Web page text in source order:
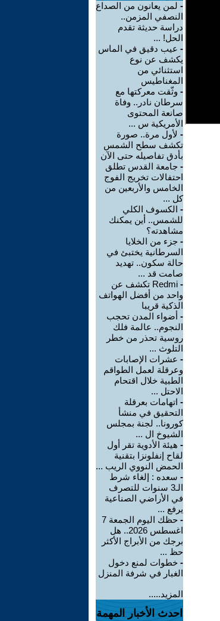
- لمن يعانون من الصداع
النصفي المزمن..
دراسة حديثة تقدم
الحل! ...
- عيب دقيق في الماس
يكشف عن نوع
استثنائي من
المغناطيس
- وثّقت معركتها مع
سرطان نادر.. وفاة
صانعة المحتوى
الأمريكية س ...
- لأول مرة.. صورة
تكشف سطح الشمس
بأدق تفاصيله حتى الآن
- جامعة القدس تطلق
احتفالات تخريج الفوج
الخامس والأربعين من
كل ...
- الكسوف الكلي
للشمس.. أين يمكنك
مشاهدته؟
- جزء من الخلايا
السرطانية يختبئ في
حالة سكون.. تهديد
صامت قد ...
-
Redmi تكشف عن
واحد من أفضل الهواتف
الذكية قريبا
- أضواء المدن تحجب
النجوم.. عالمة فلك
روسية تحذر من خطر
التلوث ...
- عشرات الإصابات
وعرقلة لعمل الطواقم
الطبية خلال اقتحام
الاحتل ...
- اتهامات بعرقلة
التحقيق في منشأ
كورونا.. لجنة بمجلس
الشيوخ ال ...
- هيئة الأدوية تقر أول
لقاح إنفلونزا بتقنية
الحمض النووي الريب ...
- سعده : إلغاء شرط
الـ3 سنوات للتصرف
في الأراضي الصناعية
يرفع ...
-
حظك اليوم الجمعة 7
اغسطس 2026.. هل
برجك من الأبراج الأكثر
حظ ...
- خطوات لمنع دخول
الغبار في شرفة المنزل
المزيد.....
احدث الأخبار المهمة